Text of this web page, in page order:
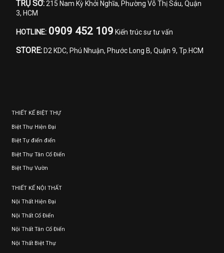
TRỤ SỞ: 215 Nam Kỳ Khởi Nghĩa, Phường Võ Thị Sáu, Quận
3, HCM
HOTLINE: 0909 452 109 Kiến trúc sư tư vấn
STORE: D2 KDC, Phú Nhuận, Phước Long B, Quận 9, Tp.HCM
THIẾT KẾ BIỆT THỰ
Biệt Thự Hiện Đại
Biệt Tự điển điển
Biệt Thự Tân Cổ Điển
Biệt Thự Vườn
THIẾT KẾ NỘI THẤT
Nội Thất Hiện Đại
Nội Thất Cổ Điển
Nội Thất Tân Cổ Điển
Nội Thất Biệt Thự